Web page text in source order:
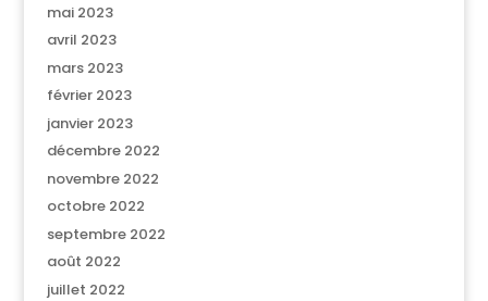
mai 2023
avril 2023
mars 2023
février 2023
janvier 2023
décembre 2022
novembre 2022
octobre 2022
septembre 2022
août 2022
juillet 2022